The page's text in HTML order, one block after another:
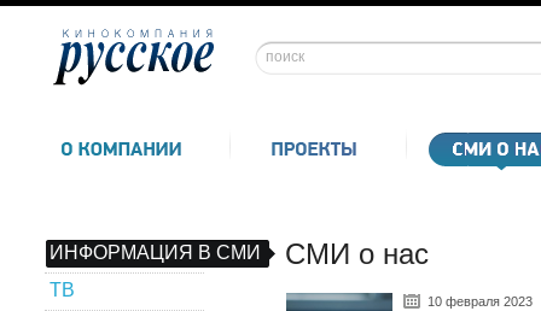
ИНФОРМАЦИЯ В СМИ
ТВ
СМИ о нас
10 февраля 2023